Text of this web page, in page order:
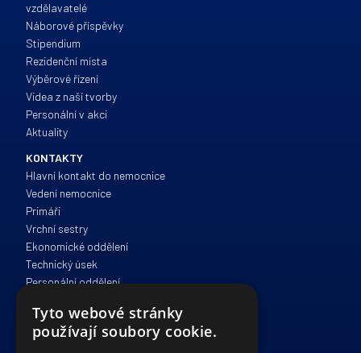
vzdělavatelé
Náborové příspěvky
Stipendium
Rezidenční místa
Výběrové řízení
Videa z naší tvorby
Personální v akci
Aktuality
KONTAKTY
Hlavní kontakt do nemocnice
Vedení nemocnice
Primáři
Vrchní sestry
Ekonomické oddělení
Technický úsek
Personální oddělení
Správa a provoz
IT oddělení
Tyto webové stránky
používají soubory cookie.